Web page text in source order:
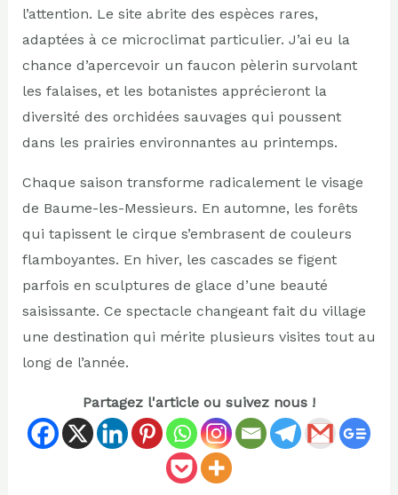
l’attention. Le site abrite des espèces rares,
adaptées à ce microclimat particulier. J’ai eu la
chance d’apercevoir un faucon pèlerin survolant
les falaises, et les botanistes apprécieront la
diversité des orchidées sauvages qui poussent
dans les prairies environnantes au printemps.
Chaque saison transforme radicalement le visage
de Baume-les-Messieurs. En automne, les forêts
qui tapissent le cirque s’embrasent de couleurs
flamboyantes. En hiver, les cascades se figent
parfois en sculptures de glace d’une beauté
saisissante. Ce spectacle changeant fait du village
une destination qui mérite plusieurs visites tout au
long de l’année.
Partagez l'article ou suivez nous !